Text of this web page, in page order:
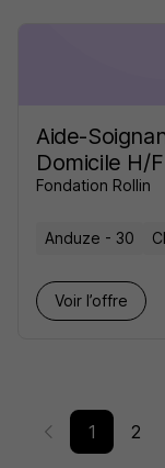
Aide-
Domicile H/F
Fondation Rollin
Anduze - 30
Voir l’offre
1 2